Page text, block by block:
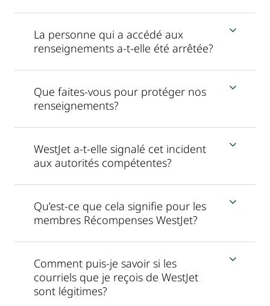
La personne qui a accédé aux
renseignements a-t-elle été arrêtée?
Que faites-vous pour protéger nos
renseignements?
WestJet a-t-elle signalé cet incident
aux autorités compétentes?
Qu’est-ce que cela signifie pour les
membres Récompenses WestJet?
Comment puis-je savoir si les
courriels que je reçois de WestJet
sont légitimes?